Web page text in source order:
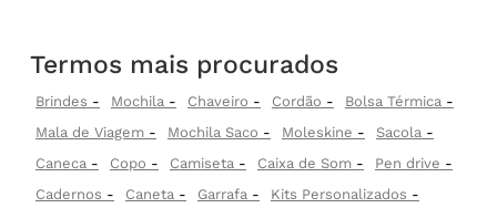
Termos mais procurados
Brindes Mochila Chaveiro Cordão
Bolsa Térmica
Mala de Viagem
Mochila Saco Moleskine
Sacola
Caneca
Copo Camiseta Caixa de Som
Pen drive
Cadernos
Caneta Garrafa
Kits Personalizados